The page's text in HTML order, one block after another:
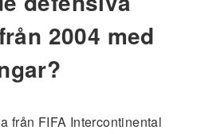
2004 med
från FIFA Intercontinental